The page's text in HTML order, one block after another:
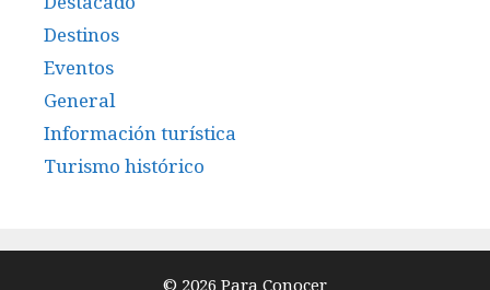
Destinos
Eventos
General
Información turística
Turismo histórico
© 2026 Para Conocer